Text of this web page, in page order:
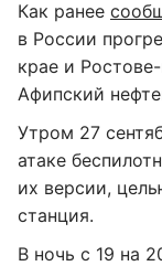
Как ранее
в России
крае и
Афипский
Утром 27
атаке
их версии,
станция.
В ночь с 19 на